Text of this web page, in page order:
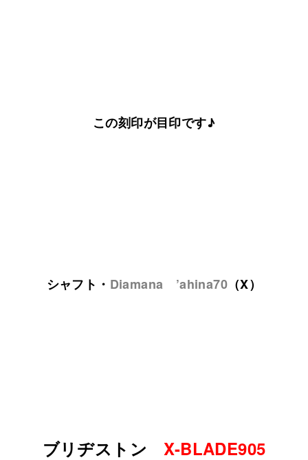
この刻印が目印です♪
シャフト・ Diamana ’ahina70 （X）
ブリヂストンX-BLADE905